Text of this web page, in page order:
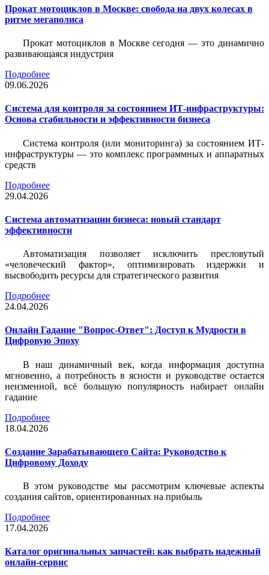
Прокат мотоциклов в Москве: свобода на двух колесах в
ритме мегаполиса
Прокат мотоциклов в Москве сегодня — это динамично
развивающаяся индустрия
Подробнее
09.06.2026
Система для контроля за состоянием ИТ-инфраструктуры:
Основа стабильности и эффективности бизнеса
Система контроля (или мониторинга) за состоянием ИТ-
инфраструктуры — это комплекс программных и аппаратных
средств
Подробнее
29.04.2026
Система автоматизации бизнеса: новый стандарт
эффективности
Автоматизация позволяет исключить пресловутый
«человеческий фактор», оптимизировать издержки и
высвободить ресурсы для стратегического развития
Подробнее
24.04.2026
Онлайн Гадание "Вопрос-Ответ": Доступ к Мудрости в
Цифровую Эпоху
В наш динамичный век, когда информация доступна
мгновенно, а потребность в ясности и руководстве остается
неизменной, всё большую популярность набирает онлайн
гадание
Подробнее
18.04.2026
Создание Зарабатывающего Сайта: Руководство к
Цифровому Доходу
В этом руководстве мы рассмотрим ключевые аспекты
создания сайтов, ориентированных на прибыль
Подробнее
17.04.2026
Каталог оригинальных запчастей: как выбрать надежный
онлайн-сервис